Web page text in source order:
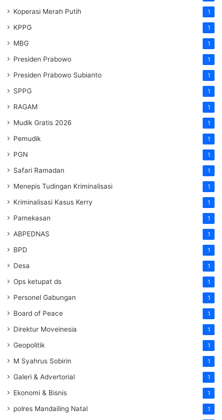
Koperasi Merah Putih 1
KPPG 1
MBG 1
Presiden Prabowo 1
Presiden Prabowo Subianto 1
SPPG 1
RAGAM 1
Mudik Gratis 2026 1
Pemudik 1
PGN 1
Safari Ramadan 1
Menepis Tudingan Kriminalisasi 1
Kriminalisasi Kasus Kerry 1
Pamekasan 1
ABPEDNAS 1
BPD 1
Desa 1
Ops ketupat ds 1
Personel Gabungan 1
Board of Peace 1
Direktur Moveinesia 1
Geopolitik 1
M Syahrus Sobirin 1
Galeri & Advertorial 1
Ekonomi & Bisnis 1
polres Mandailing Natal 1